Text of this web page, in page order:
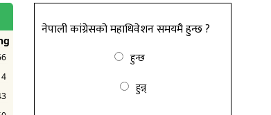
नेपाली कांग्रेसको महाधिवेशन समयमै हुन्छ ?
हुन्छ
हुन्न्